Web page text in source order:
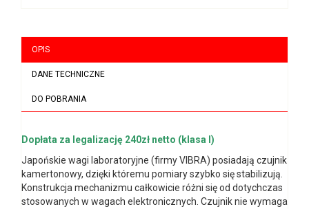
OPIS
DANE TECHNICZNE
DO POBRANIA
Dopłata za legalizację 240zł netto (klasa I)
Japońskie wagi laboratoryjne (firmy VIBRA) posiadają czujnik
kamertonowy, dzięki któremu pomiary szybko się stabilizują.
Konstrukcja mechanizmu całkowicie różni się od dotychczas
stosowanych w wagach elektronicznych. Czujnik nie wymaga